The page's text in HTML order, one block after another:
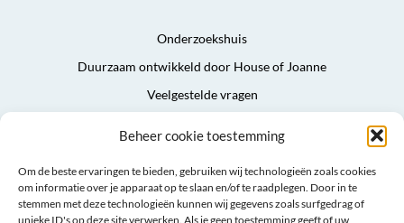
Beheer cookie toestemming
Om de beste ervaringen te bieden, gebruiken wij technologieën zoals cookies
om informatie over je apparaat op te slaan en/of te raadplegen. Door in te
stemmen met deze technologieën kunnen wij gegevens zoals surfgedrag of
unieke ID's op deze site verwerken. Als je geen toestemming geeft of uw
Onderzoekshuis
Duurzaam ontwikkeld door House of Joanne
Veelgestelde vragen
Sitemap